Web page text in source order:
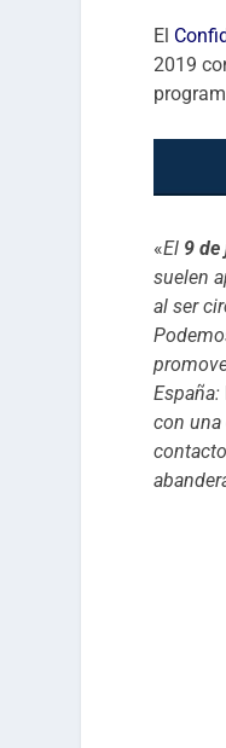
El
2019
«El 9 de
suelen
al ser
España:
con una